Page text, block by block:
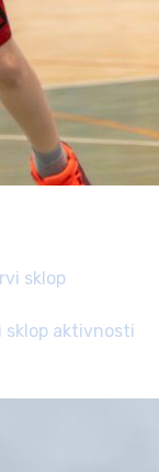
sklop aktivnosti